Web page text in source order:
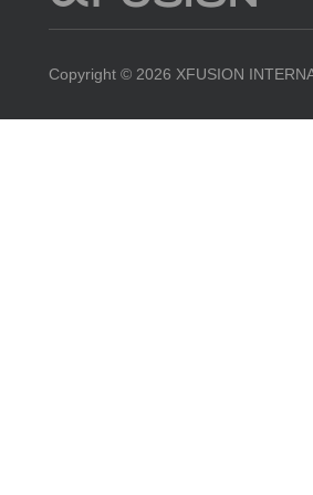
Copyright © 2026 XFUSION